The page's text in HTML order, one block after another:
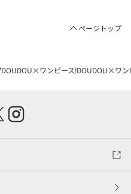
ページトップ
DOUDOU×ワンピース DOUDOU×ワン